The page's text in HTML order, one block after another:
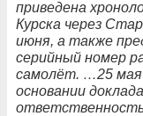
приведена
Курска через
июня, а также
серийный номер
самолёт. …25
основании